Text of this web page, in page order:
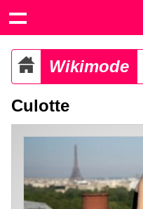
Wikimode
Culotte